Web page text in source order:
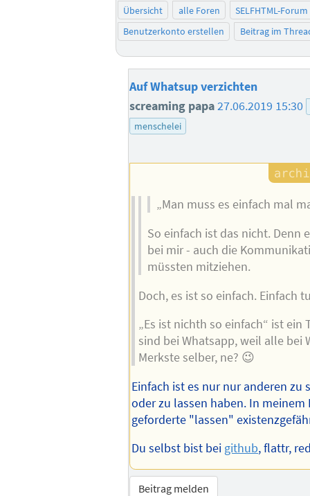
Übersicht alle Foren
SELFHTML-Forum
Benutzerkonto erstellen
Beitrag im
Auf Whatsup verzichten
screaming papa27.06.2019 15:30
menschelei
„Man muss es einfach mal
So einfach ist das nicht. Denn
bei mir - auch die
müssten mitziehen.
Doch, es ist so einfach. Einfach
„Es ist nichth so einfach“ ist ein
sind bei Whatsapp, weil alle bei
Merkste selber, ne? 😉
Einfach ist es nur nur anderen zu
oder zu lassen haben. In meinem
geforderte "lassen"
Du selbst bist bei github, flattr,
Beitrag melden